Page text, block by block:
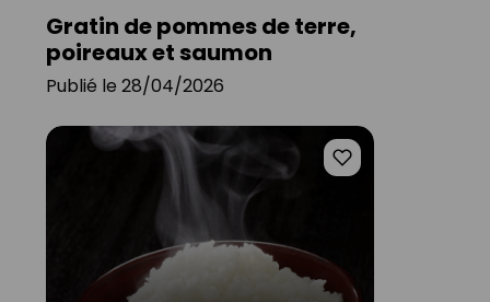
Gratin de pommes de terre,
poireaux et saumon
Publié le 28/04/2026